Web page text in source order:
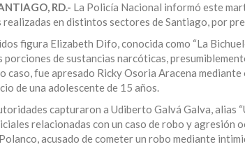
RD.- La Policía Nacional informó este
en distintos sectores de Santiago, por
figura Elizabeth Difo, conocida como “La
de sustancias narcóticas,
caso, fue apresado Ricky Osoria Aracena
de una adolescente de 15 años.
capturaron a Udiberto Galvá Galva, alias
relacionadas con un caso de robo y agresión
acusado de cometer un robo mediante